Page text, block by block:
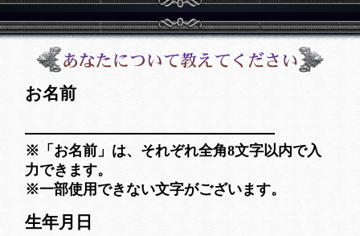
お名前
※「お名前」は、それぞれ全角8文字以内で入
力できます。
※一部使用できない文字がございます。
生年月日